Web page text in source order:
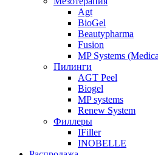
Agt
BioGel
Beautypharma
Fusion
MP Systems
Пилинги
AGT Peel
Biogel
MP systems
Renew System
Филлеры
IFiller
INOBELLE